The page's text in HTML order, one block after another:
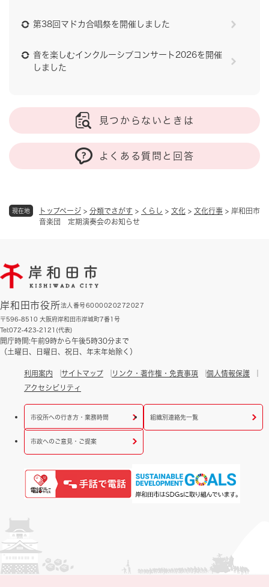
現在地 トップページ > 分類でさがす > くらし > 文化 > 文化行事 > 岸和田市
音楽団 定期演奏会のお知らせ
第38回マドカ合唱祭を開催しました
音を楽しむインクルーシブコンサート2026を開催
しました
見つからないときは
よくある質問と回答
岸和田市役所法人番号6000020272027
〒596-8510 大阪府岸和田市岸城町7番1号
Tel:072-423-2121(代表)
開庁時間:午前9時から午後5時30分まで
（土曜日、日曜日、祝日、年末年始除く）
利用案内 サイトマップ リンク・著作権・免責事項
個人情報保護
アクセシビリティ
市役所への行き方・業務時間 組織別連絡先一覧
市政へのご意見・ご提案